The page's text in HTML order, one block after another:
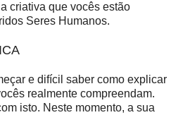
criativa que vocês estão
Seres Humanos.
e difícil saber como explicar
realmente compreendam.
isto. Neste momento, a sua